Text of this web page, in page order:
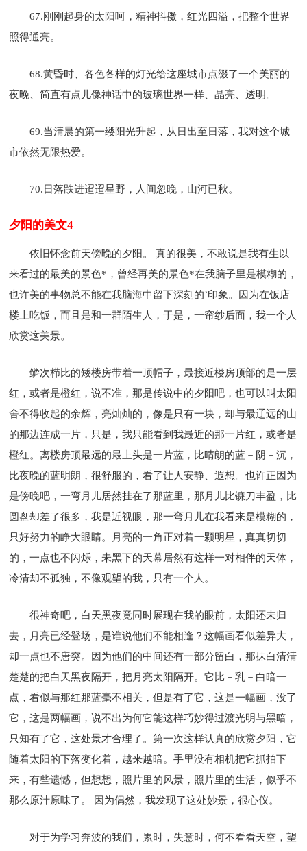
67.刚刚起身的太阳呵，精神抖擞，红光四溢，把整个世界
照得通亮。
68.黄昏时、各色各样的灯光给这座城市点缀了一个美丽的
夜晚、简直有点儿像神话中的玻璃世界一样、晶亮、透明。
69.当清晨的第一缕阳光升起，从日出至日落，我对这个城
市依然无限热爱。
70.日落跌进迢迢星野，人间忽晚，山河已秋。
夕阳的美文4
依旧怀念前天傍晚的夕阳。 真的很美，不敢说是我有生以
来看过的最美的景色*，曾经再美的景色*在我脑子里是模糊的，
也许美的事物总不能在我脑海中留下深刻的`印象。因为在饭店
楼上吃饭，而且是和一群陌生人，于是，一帘纱后面，我一个人
欣赏这美景。
鳞次栉比的矮楼房带着一顶帽子，最接近楼房顶部的是一层
红，或者是橙红，说不准，那是传说中的夕阳吧，也可以叫太阳
舍不得收起的余辉，亮灿灿的，像是只有一块，却与最辽远的山
的那边连成一片，只是，我只能看到我最近的那一片红，或者是
橙红。离楼房顶最远的最上头是一片蓝，比晴朗的蓝－阴－沉，
比夜晚的蓝明朗，很舒服的，看了让人安静、遐想。也许正因为
是傍晚吧，一弯月儿居然挂在了那蓝里，那月儿比镰刀丰盈，比
圆盘却差了很多，我是近视眼，那一弯月儿在我看来是模糊的，
只好努力的睁大眼睛。月亮的一角正对着一颗明星，真真切切
的，一点也不闪烁，未黑下的天幕居然有这样一对相伴的天体，
冷清却不孤独，不像观望的我，只有一个人。
很神奇吧，白天黑夜竟同时展现在我的眼前，太阳还未归
去，月亮已经登场，是谁说他们不能相逢？这幅画看似差异大，
却一点也不唐突。因为他们的中间还有一部分留白，那抹白清清
楚楚的把白天黑夜隔开，把月亮太阳隔开。它比－乳－白暗一
点，看似与那红那蓝毫不相关，但是有了它，这是一幅画，没了
它，这是两幅画，说不出为何它能这样巧妙得过渡光明与黑暗，
只知有了它，这处景才合理了。第一次这样认真的欣赏夕阳，它
随着太阳的下落变化着，越来越暗。手里没有相机把它抓拍下
来，有些遗憾，但想想，照片里的风景，照片里的生活，似乎不
那么原汁原味了。 因为偶然，我发现了这处妙景，很心仪。
对于为学习奔波的我们，累时，失意时，何不看看天空，望